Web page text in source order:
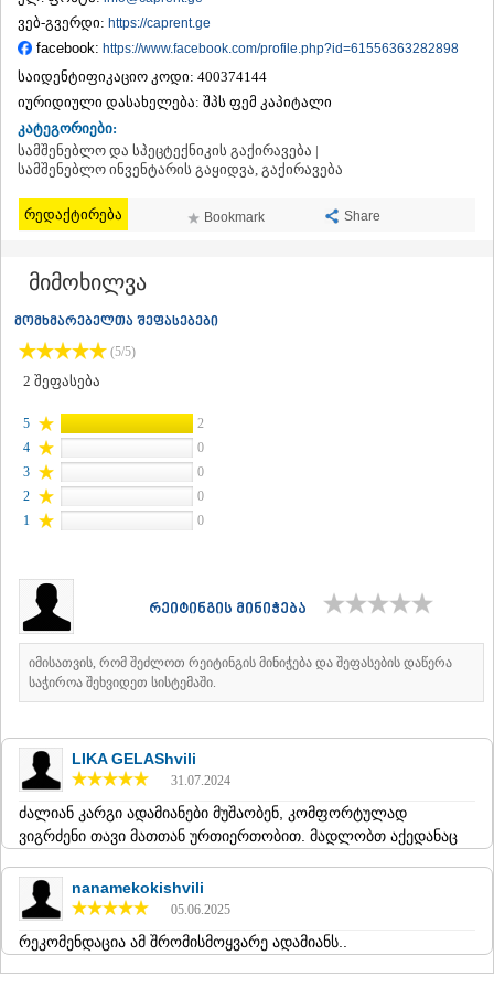
ᲗᲔᲠᲯᲝᲚᲐ
ᲢᲧᲘᲑᲣᲚᲘ
ᲥᲣᲗᲐᲘᲡᲘ
ᲬᲧᲐᲚᲢᲣᲑᲝ
ᲭᲘᲐᲗᲣᲠᲐ
ᲮᲐᲠᲐᲒᲐᲣᲚᲘ
ᲙᲐᲮᲔᲗᲘ
ᲓᲔᲓᲝᲤᲚᲘᲡᲬᲧᲐᲠᲝ
ᲚᲐᲒᲝᲓᲔᲮᲘ
ᲡᲐᲒᲐᲠᲔᲯᲝ
ᲡᲘᲦᲜᲐᲦᲘ
ᲬᲜᲝᲠᲘ
ᲛᲪᲮᲔᲗᲐ–ᲛᲗᲘᲐᲜᲔᲗᲘ
ᲓᲣᲨᲔᲗᲘ
ᲗᲘᲐᲜᲔᲗᲘ
ᲛᲪᲮᲔᲗᲐ
ᲡᲢᲔᲤᲐᲜᲬᲛᲘᲜᲓᲐ (ᲧᲐᲖᲑᲔᲒᲘ)
ᲐᲮᲐᲚᲒᲝᲠᲘ
ᲠᲐᲭᲐ-ᲚᲔᲩᲮᲣᲛᲘ/ᲥᲕᲔᲛᲝ ᲡᲕᲐᲜᲔᲗᲘ
ᲐᲛᲑᲠᲝᲚᲐᲣᲠᲘ
ᲚᲔᲜᲢᲔᲮᲘ
ᲝᲜᲘ
ᲪᲐᲒᲔᲠᲘ
ᲐᲑᲐᲨᲐ
ᲖᲣᲒᲓᲘᲓᲘ
ᲛᲐᲠᲢᲕᲘᲚᲘ
ᲛᲔᲡᲢᲘᲐ
ᲡᲔᲜᲐᲙᲘ
ᲤᲝᲗᲘ
ᲩᲮᲝᲠᲝᲬᲧᲣ
ᲬᲐᲚᲔᲜᲯᲘᲮᲐ
ᲮᲝᲑᲘ
ᲐᲜᲐᲙᲚᲘᲐ
ᲯᲕᲐᲠᲘ
ვებ-გვერდი: https://caprent.ge
facebook: https://www.facebook.com/profile.php?id=61556363282898
საიდენტიფიკაციო კოდი: 400374144
იურიდიული დასახელება: შპს ფემ კაპიტალი
კატეგორიები:
სამშენებლო და სპეცტექნიკის გაქირავება |
სამშენებლო ინვენტარის გაყიდვა, გაქირავება
რედაქტირება Bookmark Share
მიმოხილვა
მომხმარებელთა შეფასებები
(5/5)
2 შეფასება
5
2
4
0
3
0
2
0
1
0
რეიტინგის მინიჭება
იმისათვის, რომ შეძლოთ რეიტინგის მინიჭება და შეფასების დაწერა
საჭიროა შეხვიდეთ სისტემაში.
LIKA GELAShvili
31.07.2024
ძალიან კარგი ადამიანები მუშაობენ, კომფორტულად
ვიგრძენი თავი მათთან ურთიერთობით. მადლობთ აქედანაც
nanamekokishvili
05.06.2025
რეკომენდაცია ამ შრომისმოყვარე ადამიანს..